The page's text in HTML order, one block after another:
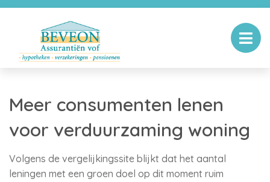
Meer consumenten lenen
voor verduurzaming woning
Volgens de vergelijkingssite blijkt dat het aantal
leningen met een groen doel op dit moment ruim